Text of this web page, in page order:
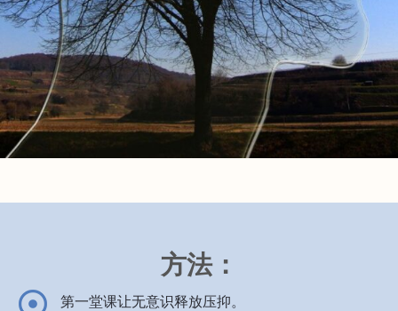
方法：
第一堂课让无意识释放压抑。